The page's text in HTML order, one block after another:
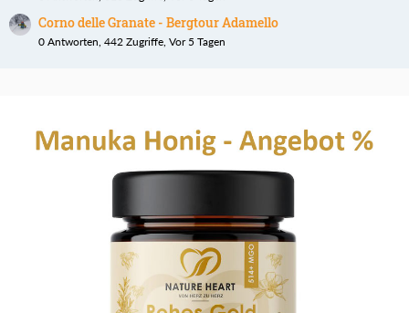
Corno delle Granate - Bergtour Adamello
0 Antworten, 442 Zugriffe, Vor 5 Tagen